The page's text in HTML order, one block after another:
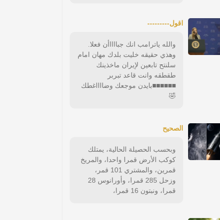
اقول---------
والله ياترامب انك جبااااأن فعلا.
وهذي حقيقه خليت بلدك مهان امام
سلنتح تابعين لإيران ماخذينك
طقطقه وانت قاعد تبربر
■■■■■■بايدن موجعك وضااااغطك
🤣
الصحيح
وبحسب الحصيلة الحالية، يمتلك
كوكب الأرض قمرا واحدا، والمريخ
قمرين، والمشتري 101 قمر،
وزحل 285 قمرا، وأورانوس 28
قمرا، ونبتون 16 قمرا،